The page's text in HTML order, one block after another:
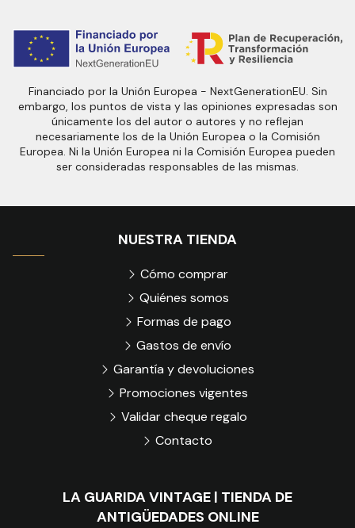
Financiado por la Unión Europea - NextGenerationEU. Sin
embargo, los puntos de vista y las opiniones expresadas son
únicamente los del autor o autores y no reflejan
necesariamente los de la Unión Europea o la Comisión
Europea. Ni la Unión Europea ni la Comisión Europea pueden
ser consideradas responsables de las mismas.
LA GUARIDA VINTAGE | TIENDA DE
ANTIGÜEDADES ONLINE
NUESTRA TIENDA
Cómo comprar
Quiénes somos
Formas de pago
Gastos de envío
Garantía y devoluciones
Promociones vigentes
Validar cheque regalo
Contacto